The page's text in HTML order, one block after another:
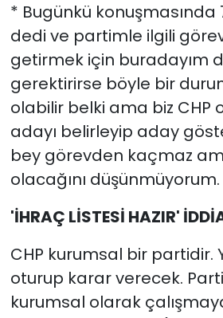
* Bugünkü konuşmasında
dedi ve partimle ilgili
getirmek için buradayım
gerektirirse böyle bir
olabilir belki ama biz CHP
adayı belirleyip aday
bey görevden kaçmaz
olacağını düşünmüyorum.
'İHRAÇ LİSTESİ HAZIR'
CHP kurumsal bir partidir.
oturup karar verecek.
kurumsal olarak